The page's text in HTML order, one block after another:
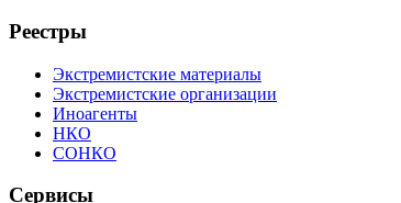
Реестры
Экстремистские материалы
Экстремистские организации
Иноагенты
НКО
СОНКО
Сервисы